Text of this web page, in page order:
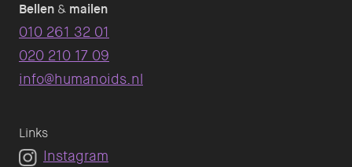
Bellen & mailen
010 261 32 01
020 210 17 09
info@humanoids.nl
Links
Instagram